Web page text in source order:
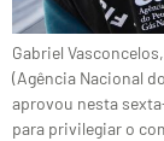
Gabriel
(Agência Nacional
aprovou nesta
para privilegiar o